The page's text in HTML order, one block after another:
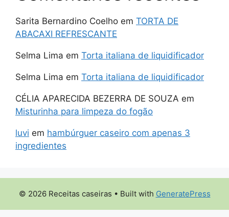
Sarita Bernardino Coelho em TORTA DE
ABACAXI REFRESCANTE
Selma Lima em Torta italiana de liquidificador
Selma Lima em Torta italiana de liquidificador
CÉLIA APARECIDA BEZERRA DE SOUZA em
Misturinha para limpeza do fogão
luvi em hambúrguer caseiro com apenas 3
ingredientes
© 2026 Receitas caseiras • Built with GeneratePress